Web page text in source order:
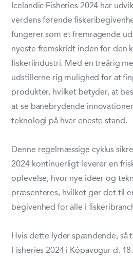
Icelandic Fisheries 2024 har
verdens førende
fungerer som et fremragende
nyeste fremskridt inden for den
fiskeriindustri. Med en treårig
udstillerne rig mulighed for at
produkter, hvilket betyder, at
at se banebrydende
teknologi på hver eneste stand.
Denne regelmæssige cyklus
2024 kontinuerligt leverer en
oplevelse, hvor nye ideer og
præsenteres, hvilket gør det til
begivenhed for alle i
Hvis dette lyder spændende, så
Fisheries 2024 i Kópavogur d.